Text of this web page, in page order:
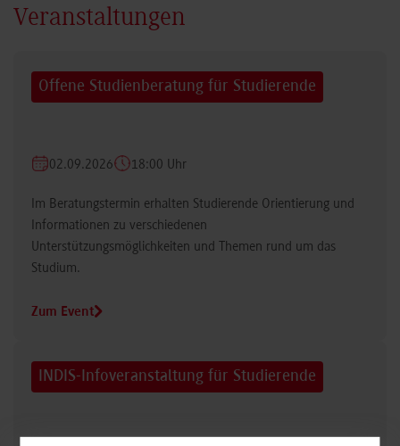
Veranstaltungen
Offene Studienberatung für Studierende
02.09.2026 18:00 Uhr
Im Beratungstermin erhalten Studierende Orientierung und
Informationen zu verschiedenen
Unterstützungsmöglichkeiten und Themen rund um das
Studium.
Zum Event
INDIS-Infoveranstaltung für Studierende